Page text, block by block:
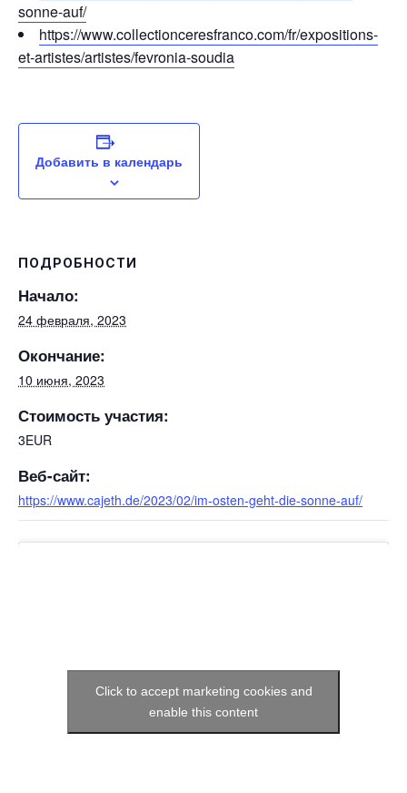
sonne-auf/
https://www.collectionceresfranco.com/fr/expositions-
et-artistes/artistes/fevronia-soudia
Добавить в календарь
ПОДРОБНОСТИ
Начало:
24 февраля, 2023
Окончание:
10 июня, 2023
Стоимость участия:
3EUR
Веб-сайт:
https://www.cajeth.de/2023/02/im-osten-geht-die-sonne-auf/
Click to accept marketing cookies and
enable this content